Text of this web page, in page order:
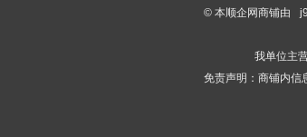
© 本顺企网商铺由
我单位主
免责声明：商铺内信